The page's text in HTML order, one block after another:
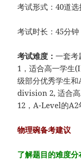
考试形式：40道选
考试时长：45分钟
考试难度：一套
1，适合高一学生
级部分优秀学生
division 2, 适合高
12，A-Level的A2
物理碗备考建议
了解题目的难度分